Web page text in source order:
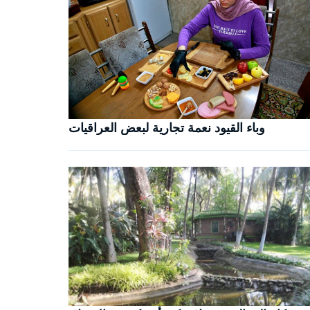
وباء القيود نعمة تجارية لبعض العراقيات